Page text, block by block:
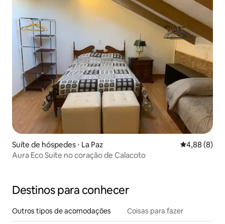
Suíte de hóspedes ⋅ La Paz 4,88 de uma
4,88 (8)
Aura Eco Suite no coração de Calacoto
Destinos para conhecer
Outros tipos de acomodações Coisas para fazer